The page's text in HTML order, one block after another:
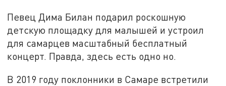
Певец Дима Билан подарил роскошную
детскую площадку для малышей и устроил
для самарцев масштабный бесплатный
концерт. Правда, здесь есть одно но.
В 2019 году поклонники в Самаре встретили